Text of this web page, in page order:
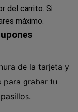
del carrito. Si
máximo.
de la tarjeta y
para grabar tu